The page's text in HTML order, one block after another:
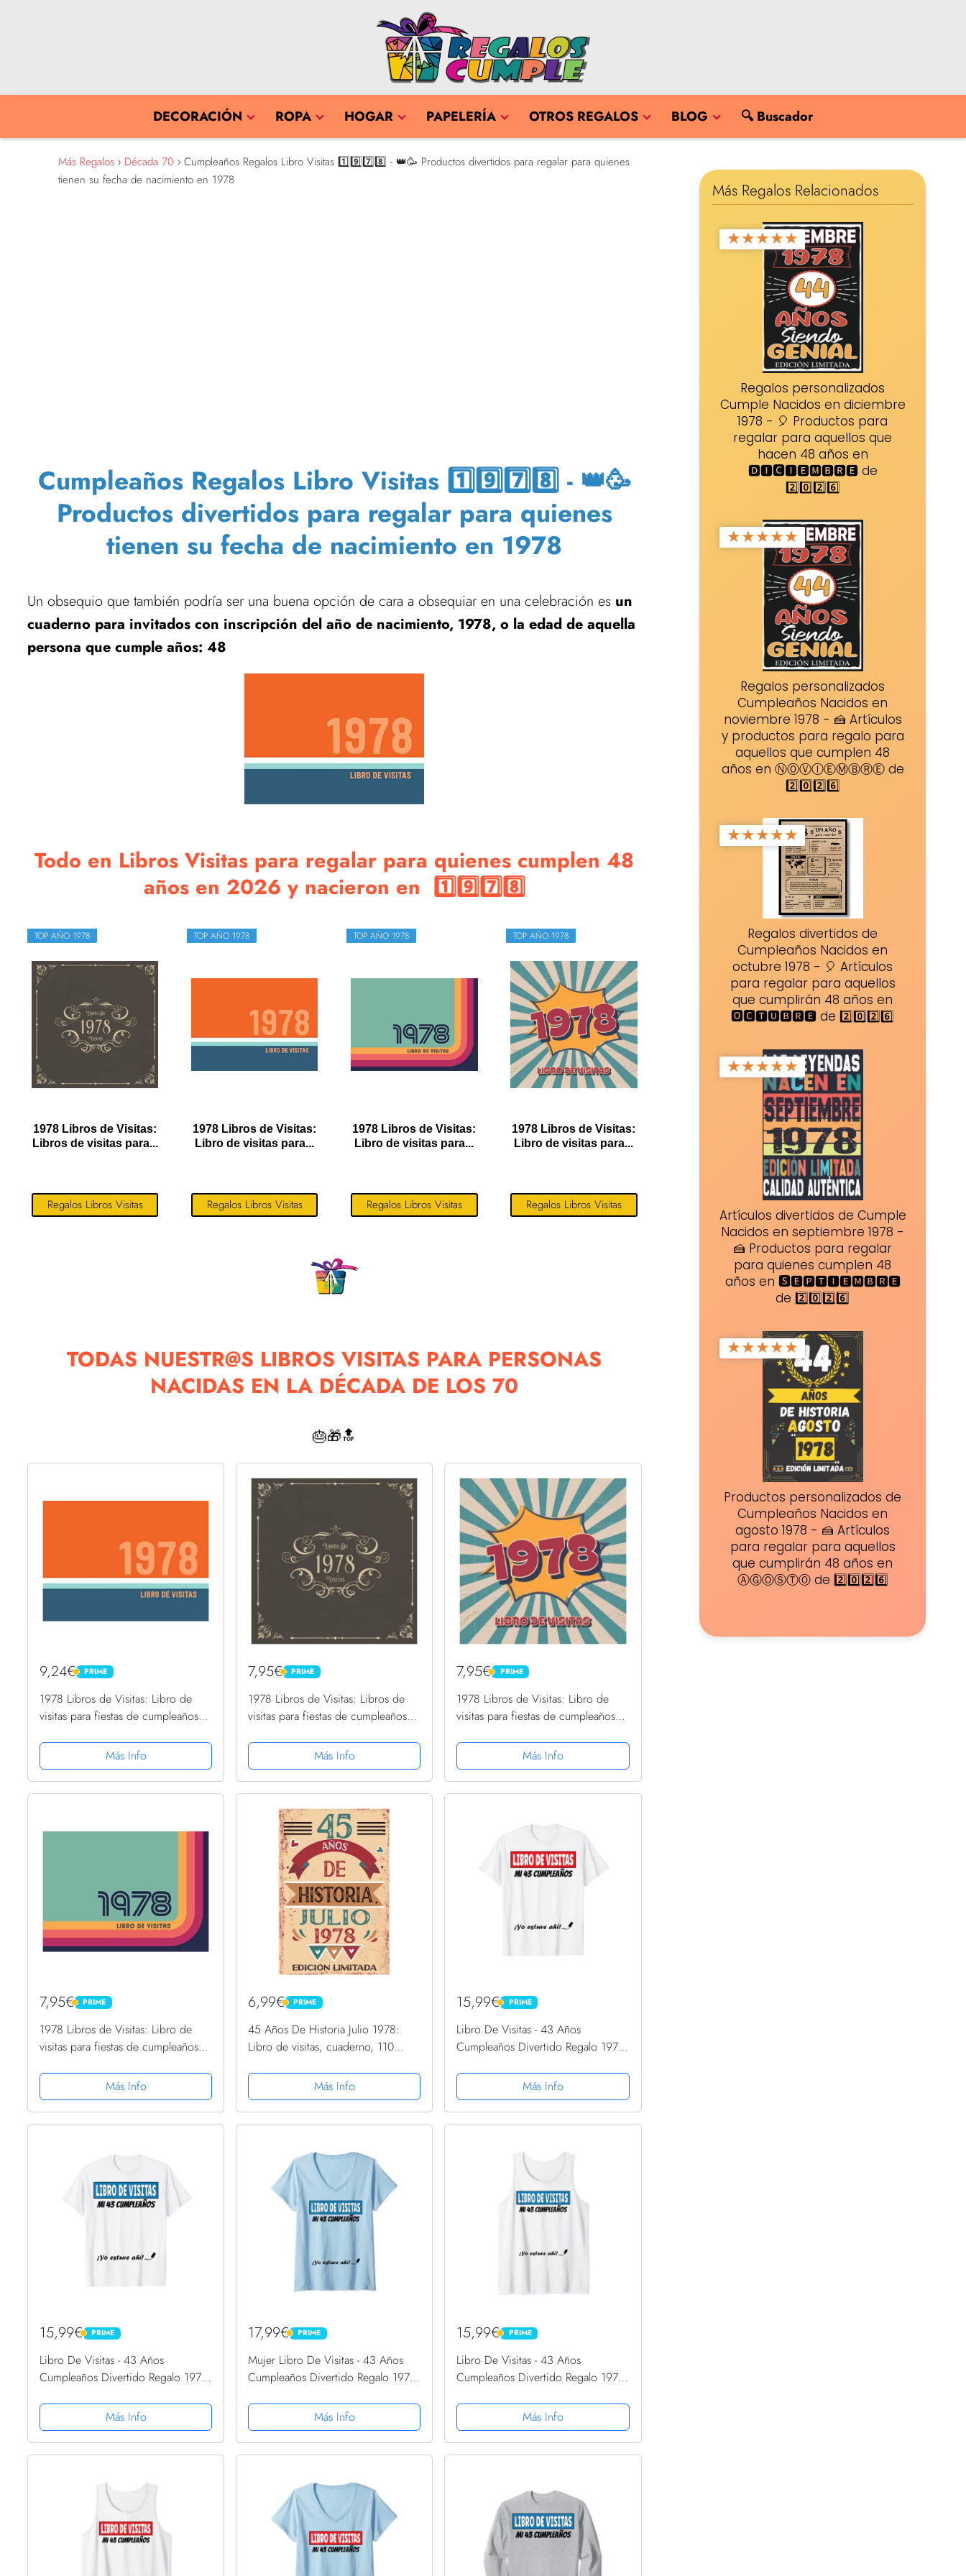
DECORACIÓN ROPA HOGAR PAPELERÍA OTROS REGALOS BLOG 🔍 Buscador
Más Regalos Década 70
Cumpleaños Regalos Libro Visitas 1️⃣9️⃣7️⃣8️⃣ - 👑🥳 Productos divertidos para regalar para quienes
tienen su fecha de nacimiento en 1978
Cumpleaños Regalos Libro Visitas 1️⃣9️⃣7️⃣8️⃣ - 👑🥳
Productos divertidos para regalar para quienes
tienen su fecha de nacimiento en 1978
Un obsequio que también podría ser una buena opción de cara a obsequiar en una celebración es un
cuaderno para invitados con inscripción del año de nacimiento, 1978, o la edad de aquella
persona que cumple años: 48
Todo en Libros Visitas para regalar para quienes cumplen 48
años en 2026 y nacieron en 1️⃣9️⃣7️⃣8️⃣
TOP AÑO 1978
1978 Libros de Visitas:
Libros de visitas para...
Regalos Libros Visitas
TOP AÑO 1978
1978 Libros de Visitas:
Libro de visitas para...
Regalos Libros Visitas
TOP AÑO 1978
1978 Libros de Visitas:
Libro de visitas para...
Regalos Libros Visitas
TOP AÑO 1978
1978 Libros de Visitas:
Libro de visitas para...
Regalos Libros Visitas
TODAS NUESTR@S LIBROS VISITAS PARA PERSONAS
NACIDAS EN LA DÉCADA DE LOS 70
🎂🎁🔝
9,24€ PRIME
PRIME
1978 Libros de Visitas: Libro de
visitas para fiestas de cumpleaños
los amigos inserten saludos y
mensajes | 100 páginas
Más Info
7,95€ PRIME
PRIME
1978 Libros de Visitas: Libros de
visitas para fiestas de cumpleaños
y los amigos inserten saludos y
mensajes | 100...
Más Info
7,95€ PRIME
PRIME
1978 Libros de Visitas: Libro de
visitas para fiestas de cumpleaños
los amigos inserten saludos y
mensajes | 100...
Más Info
7,95€ PRIME
PRIME
1978 Libros de Visitas: Libro de
visitas para fiestas de cumpleaños
los amigos inserten saludos y
mensajes | 100...
Más Info
6,99€ PRIME
PRIME
45 Años De Historia Julio 1978:
Libro de visitas, cuaderno, 110
regalo, regalo Para la esposa, novia,
mujer, La madre
Más Info
15,99€ PRIME
PRIME
Libro De Visitas - 43 Años
Cumpleaños Divertido Regalo 1978
Más Info
15,99€ PRIME
PRIME
Libro De Visitas - 43 Años
Cumpleaños Divertido Regalo 1978
Más Info
17,99€ PRIME
PRIME
Mujer Libro De Visitas - 43 Años
Cumpleaños Divertido Regalo 1978
Más Info
15,99€ PRIME
PRIME
Libro De Visitas - 43 Años
Cumpleaños Divertido Regalo 1978
Más Info
Más Regalos Relacionados
★★★★★
Regalos personalizados
Cumple Nacidos en diciembre
1978 - 🎈 Productos para
regalar para aquellos que
hacen 48 años en
🅳🅸🅲🅸🅴🅼🅱🆁🅴 de
2️⃣0️⃣2️⃣6️⃣
★★★★★
Regalos personalizados
Cumpleaños Nacidos en
noviembre 1978 - 🍰 Artículos
y productos para regalo para
aquellos que cumplen 48
años en ⓃⓄⓋⒾⒺⓂⒷⓇⒺ de
2️⃣0️⃣2️⃣6️⃣
★★★★★
Regalos divertidos de
Cumpleaños Nacidos en
octubre 1978 - 🎈 Artículos
para regalar para aquellos
que cumplirán 48 años en
🅾🅲🆃🆄🅱🆁🅴 de 2️⃣0️⃣2️⃣6️⃣
★★★★★
Artículos divertidos de Cumple
Nacidos en septiembre 1978 -
🍰 Productos para regalar
para quienes cumplen 48
años en 🆂🅴🅿🆃🅸🅴🅼🅱🆁🅴
de 2️⃣0️⃣2️⃣6️⃣
★★★★★
Productos personalizados de
Cumpleaños Nacidos en
agosto 1978 - 🍰 Artículos
para regalar para aquellos
que cumplirán 48 años en
ⒶⒼⓄⓈⓉⓄ de 2️⃣0️⃣2️⃣6️⃣